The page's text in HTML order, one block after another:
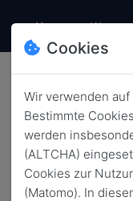
Home(current)
Warum
Das sind
Cookies
Wir verwenden
Bestimmte
werden
(ALTCHA)
Cookies zur
(Matomo). In